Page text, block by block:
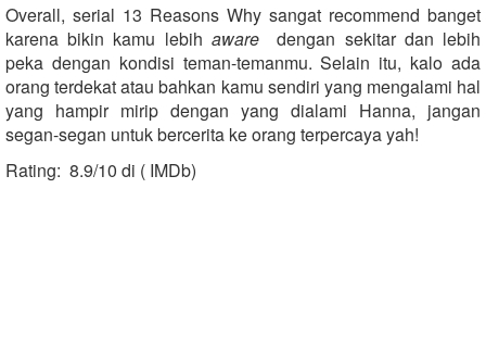
Overall, serial 13 Reasons Why sangat recommend banget
karena bikin kamu lebih aware
dengan sekitar dan lebih
peka dengan kondisi teman-temanmu. Selain itu, kalo ada
orang terdekat atau bahkan kamu sendiri yang mengalami hal
yang hampir mirip dengan yang dialami Hanna, jangan
segan-segan untuk bercerita ke orang terpercaya yah!
Rating: 8.9/10 di ( IMDb)